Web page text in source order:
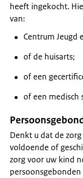
heeft ingekocht.
van:
Centrum Jeugd
of de huisarts;
of een
of een medisch
Denkt u dat de
voldoende of
zorg voor uw kind